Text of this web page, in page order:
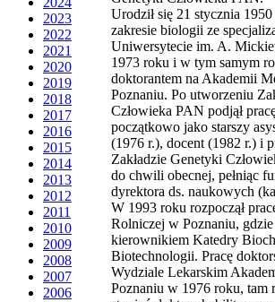
2023
2022
2021
2020
2019
2018
2017
2016
2015
2014
2013
2012
2011
2010
2009
2008
2007
2006
Urodził się 21 stycznia
zakresie biologii ze
Uniwersytecie im. A.
1973 roku i w tym samym
doktorantem na Akademii
Poznaniu. Po utworzeniu
Człowieka PAN podjął
początkowo jako starszy
(1976 r.), docent (1982 r.) i
Zakładzie Genetyki
do chwili obecnej, pełniąc
dyrektora ds. naukowych
W 1993 roku rozpoczął
Rolniczej w Poznaniu,
kierownikiem Katedry
Biotechnologii. Pracę
Wydziale Lekarskim
Poznaniu w 1976 roku, tam